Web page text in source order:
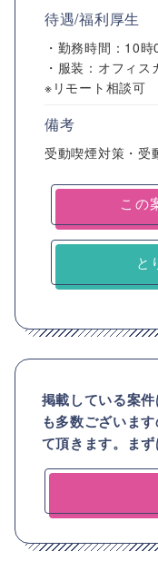
待遇/福利厚生
・勤務時間：10
・服装：オフィス
※リモート相談可
備考
受動喫煙対策・受
と
掲載している案
も多数ございま
て頂きます。ま